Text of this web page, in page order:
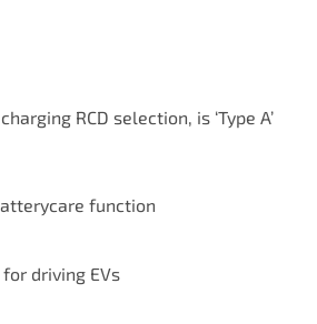
RCD selection, is ‘Type A’
function
driving EVs